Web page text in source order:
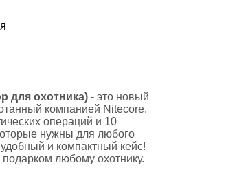
для охотника) - это новый
компанией Nitecore,
операций и 10
нужны для любого
и компактный кейс!
любому охотнику.